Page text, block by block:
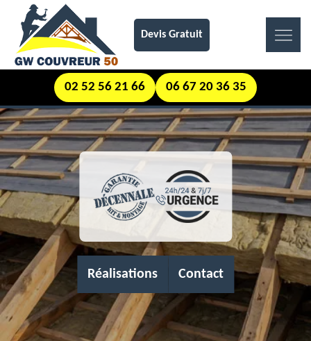
Devis Gratuit
02 52 56 21 66 06 67 20 36 35
Réalisations Contact